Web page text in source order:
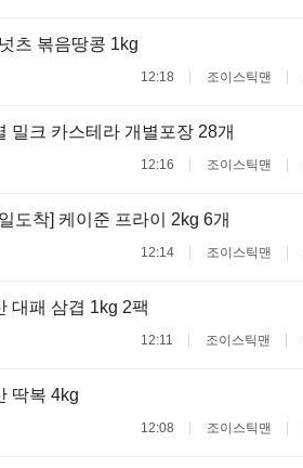
츠 볶음땅콩 1kg
12:18 조이스틱맨
밀크 카스테라 개별포장 28개
12:16 조이스틱맨
도착] 케이준 프라이 2kg 6개
12:14 조이스틱맨
대패 삼겹 1kg 2팩
12:11 조이스틱맨
딱복 4kg
12:08 조이스틱맨